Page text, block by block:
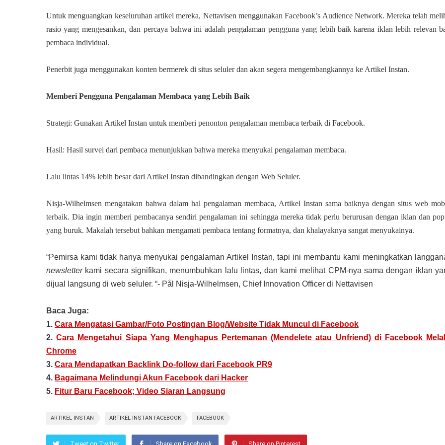
Untuk menguangkan keseluruhan artikel mereka, Nettavisen menggunakan Facebook’s Audience Network. Mereka telah
rasio yang mengesankan, dan percaya bahwa ini adalah pengalaman pengguna yang lebih baik karena iklan lebih relevan
pembaca individual.
Penerbit juga menggunakan konten bermerek di situs seluler dan akan segera mengembangkannya ke Artikel Instan.
Memberi Pengguna Pengalaman Membaca yang Lebih Baik
Strategi: Gunakan Artikel Instan untuk memberi penonton pengalaman membaca terbaik di Facebook.
Hasil: Hasil survei dari pembaca menunjukkan bahwa mereka menyukai pengalaman membaca.
Lalu lintas 14% lebih besar dari Artikel Instan dibandingkan dengan Web Seluler.
Nisja-Wilhelmsen mengatakan bahwa dalam hal pengalaman membaca, Artikel Instan sama baiknya dengan situs web
terbaik. Dia ingin memberi pembacanya sendiri pengalaman ini sehingga mereka tidak perlu berurusan dengan iklan dan
yang buruk. Makalah tersebut bahkan mengamati pembaca tentang formatnya, dan khalayaknya sangat menyukainya.
“Pemirsa kami tidak hanya menyukai pengalaman Artikel Instan, tapi ini membantu kami meningkatkan
newsletterkami secara signifikan, menumbuhkan lalu lintas, dan kami melihat CPM-nya sama dengan iklan
dijual langsung di web seluler. “- Pål Nisja-Wilhelmsen, Chief Innovation Officer di Nettavisen
Baca Juga:
1. Cara Mengatasi Gambar/Foto Postingan Blog/Website Tidak Muncul di Facebook
2.Cara Mengetahui Siapa Yang Menghapus Pertemanan (Mendelete atau Unfriend) di Facebook
Chrome
3. Cara Mendapatkan Backlink Do-follow dari Facebook PR9
4. Bagaimana Melindungi Akun Facebook dari Hacker
5. Fitur Baru Facebook; Video Siaran Langsung
ARTIKEL INSTAN ARTIKEL INSTAN FACEBOOK FACEBOOK